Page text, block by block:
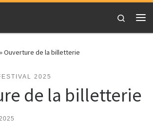
Search
»Ouverture de la billetterie
2025
de la billetterie